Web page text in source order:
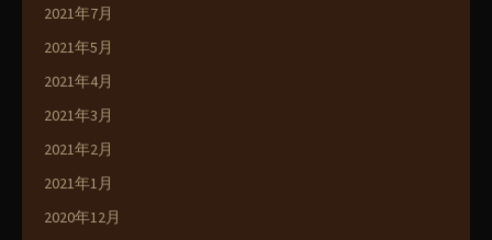
2021年7月
2021年5月
2021年4月
2021年3月
2021年2月
2021年1月
2020年12月